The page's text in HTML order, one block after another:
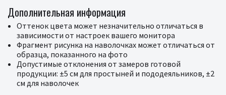
Дополнительная информация
Оттенок цвета может незначительно отличаться в
зависимости от настроек вашего монитора
Фрагмент рисунка на наволочках может отличаться от
образца, показанного на фото
Допустимые отклонения от замеров готовой
продукции: ±5 см для простыней и пододеяльников, ±2
см для наволочек